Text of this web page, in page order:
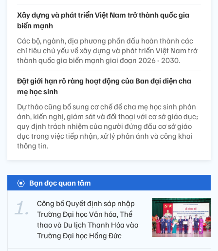
Xây dựng và phát triển Việt Nam trở thành quốc gia
biển mạnh
Các bộ, ngành, địa phương phấn đấu hoàn thành các
chỉ tiêu chủ yếu về xây dựng và phát triển Việt Nam trở
thành quốc gia biển mạnh giai đoạn 2026 - 2030.
Đặt giới hạn rõ ràng hoạt động của Ban đại diện cha
mẹ học sinh
Dự thảo cũng bổ sung cơ chế để cha mẹ học sinh phản
ánh, kiến nghị, giám sát và đối thoại với cơ sở giáo dục;
quy định trách nhiệm của người đứng đầu cơ sở giáo
dục trong việc tiếp nhận, xử lý phản ánh và công khai
thông tin.
Bạn đọc quan tâm
Công bố Quyết định sáp nhập
Trường Đại học Văn hóa, Thể
thao và Du lịch Thanh Hóa vào
Trường Đại học Hồng Đức